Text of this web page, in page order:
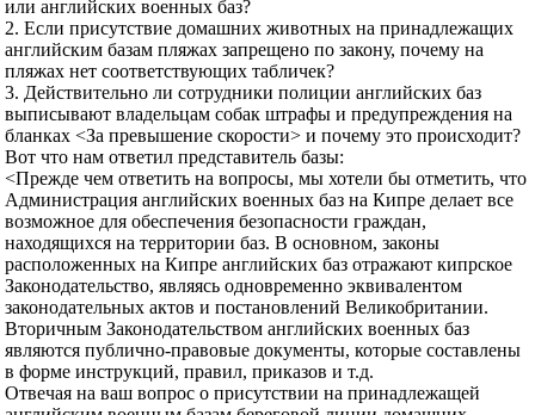
или английских военных баз?
2. Если присутствие домашних животных на принадлежащих
английским базам пляжах запрещено по закону, почему на
пляжах нет соответствующих табличек?
3. Действительно ли сотрудники полиции английских баз
выписывают владельцам собак штрафы и предупреждения на
бланках <За превышение скорости> и почему это происходит?
Вот что нам ответил представитель базы:
<Прежде чем ответить на вопросы, мы хотели бы отметить, что
Администрация английских военных баз на Кипре делает все
возможное для обеспечения безопасности граждан,
находящихся на территории баз. В основном, законы
расположенных на Кипре английских баз отражают кипрское
Законодательство, являясь одновременно эквивалентом
законодательных актов и постановлений Великобритании.
Вторичным Законодательством английских военных баз
являются публично-правовые документы, которые составлены
в форме инструкций, правил, приказов и т.д.
Отвечая на ваш вопрос о присутствии на принадлежащей